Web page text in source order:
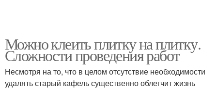
Можно клеить плитку на плитку.
Сложности проведения работ
Несмотря на то, что в целом отсутствие необходимости
удалять старый кафель существенно облегчит жизнь